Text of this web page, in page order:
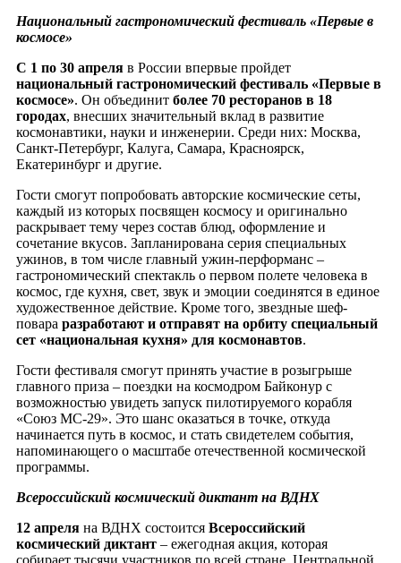
Национальный гастрономический фестиваль «Первые в
космосе»
С 1 по 30 апреля в России впервые пройдет
национальный гастрономический фестиваль «Первые в
космосе». Он объединит более 70 ресторанов в 18
городах, внесших значительный вклад в развитие
космонавтики, науки и инженерии. Среди них: Москва,
Санкт-Петербург, Калуга, Самара, Красноярск,
Екатеринбург и другие.
Гости смогут попробовать авторские космические сеты,
каждый из которых посвящен космосу и оригинально
раскрывает тему через состав блюд, оформление и
сочетание вкусов. Запланирована серия специальных
ужинов, в том числе главный ужин-перформанс –
гастрономический спектакль о первом полете человека в
космос, где кухня, свет, звук и эмоции соединятся в единое
художественное действие. Кроме того, звездные шеф-
повара разработают и отправят на орбиту специальный
сет «национальная кухня» для космонавтов.
Гости фестиваля смогут принять участие в розыгрыше
главного приза – поездки на космодром Байконур с
возможностью увидеть запуск пилотируемого корабля
«Союз МС-29». Это шанс оказаться в точке, откуда
начинается путь в космос, и стать свидетелем события,
напоминающего о масштабе отечественной космической
программы.
Всероссийский космический диктант на ВДНХ
12 апреля на ВДНХ состоится Всероссийский
космический диктант – ежегодная акция, которая